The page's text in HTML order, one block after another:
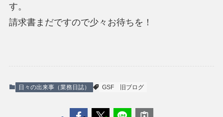
す。
請求書まだですので少々お待ちを！
日々の出来事（業務日誌） GSF 旧ブログ